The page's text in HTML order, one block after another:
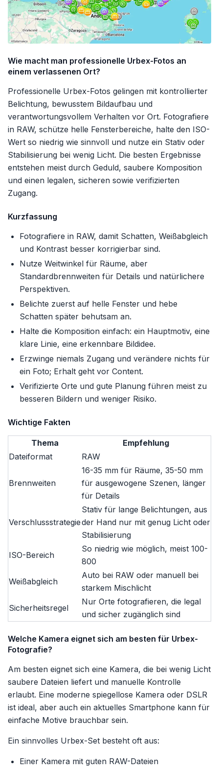
Wie macht man professionelle Urbex-Fotos an
einem verlassenen Ort?
Professionelle Urbex-Fotos gelingen mit kontrollierter
Belichtung, bewusstem Bildaufbau und
verantwortungsvollem Verhalten vor Ort. Fotografiere
in RAW, schütze helle Fensterbereiche, halte den ISO-
Wert so niedrig wie sinnvoll und nutze ein Stativ oder
Stabilisierung bei wenig Licht. Die besten Ergebnisse
entstehen meist durch Geduld, saubere Komposition
und einen legalen, sicheren sowie verifizierten
Zugang.
Kurzfassung
Fotografiere in RAW, damit Schatten, Weißabgleich
und Kontrast besser korrigierbar sind.
Nutze Weitwinkel für Räume, aber
Standardbrennweiten für Details und natürlichere
Perspektiven.
Belichte zuerst auf helle Fenster und hebe
Schatten später behutsam an.
Halte die Komposition einfach: ein Hauptmotiv, eine
klare Linie, eine erkennbare Bildidee.
Erzwinge niemals Zugang und verändere nichts für
ein Foto; Erhalt geht vor Content.
Verifizierte Orte und gute Planung führen meist zu
besseren Bildern und weniger Risiko.
Wichtige Fakten
Thema
Empfehlung
Dateiformat
RAW
Brennweiten
16-35 mm für Räume, 35-50 mm
für ausgewogene Szenen, länger
für Details
Verschlussstrategie
Stativ für lange Belichtungen, aus
der Hand nur mit genug Licht oder
Stabilisierung
ISO-Bereich
So niedrig wie möglich, meist 100-
800
Weißabgleich
Auto bei RAW oder manuell bei
starkem Mischlicht
Sicherheitsregel
Nur Orte fotografieren, die legal
und sicher zugänglich sind
Welche Kamera eignet sich am besten für Urbex-
Fotografie?
Am besten eignet sich eine Kamera, die bei wenig Licht
saubere Dateien liefert und manuelle Kontrolle
erlaubt. Eine moderne spiegellose Kamera oder DSLR
ist ideal, aber auch ein aktuelles Smartphone kann für
einfache Motive brauchbar sein.
Ein sinnvolles Urbex-Set besteht oft aus:
Einer Kamera mit guten RAW-Dateien